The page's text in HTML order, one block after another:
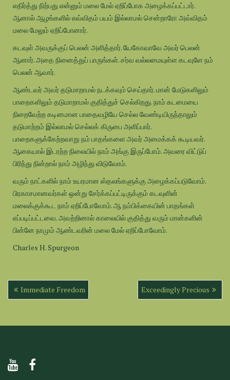
எதிர்த்து நிற்பது என்னும் மலை மேல் ஏறிப்போக அழைக்கப்பட்டார்.
ஆனால் ஆழங்களில் எவ்விதம் பயம் இல்லாமல் சென்றாரோ அவ்விதம்
மலை மேலும் ஏறிப்போனார்.
கடவுள் அவருக்குப் பெலன் அளித்தார். யேகோவாவே அவர் பெலன்
ஆனார். அதை நினைத்துப் பாருங்கள். சர்வ வல்லமையுள்ள கடவுளே நம்
பெலன் ஆவார்.
ஆண்டவர் அவர் தடுமாறாமல் நடக்கவும் செய்தார். மான் மேடுகளிலும்
பாறைகளிலும் தடுமாறாமல் குதித்துச் செல்கிறது. நாம் கடமையை
நிறைவேற்ற கடினமான பாதைவழியே செல்ல வேண்டியிருந்தாலும்
தடுமாற்றம் இல்லாமல் செல்லக் கிருபை அளிப்பார்.
பாறைகளுக்கேற்றவாறு நம் பாதங்களை அவர் அமைக்கக் கூடியவர்.
ஆகையால் இடரற்ற நிலையில் நாம் அங்கு இருப்போம். அவரை விட்டுப்
பிரிந்து நின்றால் நாம் அழிந்து விடுவோம்.
வரும் நாட்களில் நாம் உயரமான ஸ்தலங்களுக்கு அழைக்கப்படுவோம்.
பிரகாசமானவர்கள் ஒன்று சேர்க்கப்பட்டிருக்கும் கடவுளின்
மலைக்குக்கூட நாம் ஏறிப்போவோம். ஆ நம்பிக்கையின் பாதங்கள்
எப்படிப்பட்டவை. அவற்றினால் காலையில் குதித்து வரும் மான்களின்
பின்னே நாமும் ஆண்டவரின் மலை மேல் ஏறிப்போவோம்.
Charles H. Spurgeon
Post
navigation
Immediate Freedom Exceedingly Precious